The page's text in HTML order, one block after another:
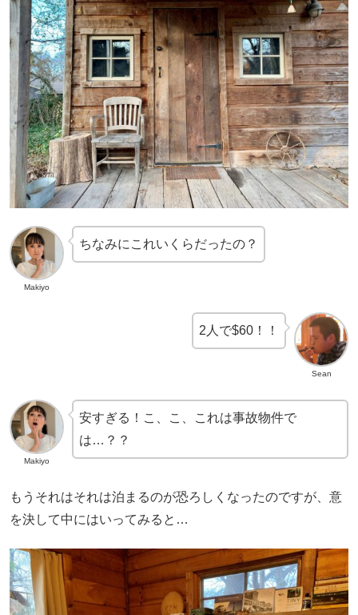
Makiyo
ちなみにこれいくらだったの？
Sean
2人で$60！！
Makiyo
安すぎる！こ、こ、これは事故物件で
は…？？
もうそれはそれは泊まるのが恐ろしくなったのですが、意
を決して中にはいってみると…